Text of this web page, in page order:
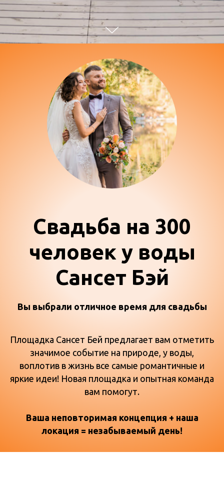
Свадьба на 300
человек у воды
Сансет Бэй
Вы выбрали отличное время для свадьбы
Площадка Сансет Бей предлагает вам отметить
значимое событие на природе, у воды,
воплотив в жизнь все самые романтичные и
яркие идеи! Новая площадка и опытная команда
вам помогут.
Ваша неповторимая концепция + наша
локация = незабываемый день!